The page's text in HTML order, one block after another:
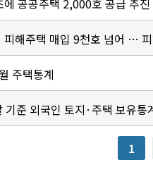
에 공공주택 2,000호 공급 추진
피해주택 매입 9천호 넘어 …
주택통계
준 외국인 토지·주택 보유통
1